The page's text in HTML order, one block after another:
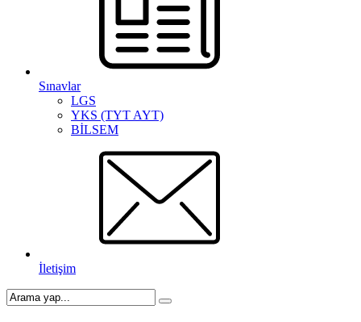
Sınavlar
LGS
YKS (TYT AYT)
BİLSEM
İletişim